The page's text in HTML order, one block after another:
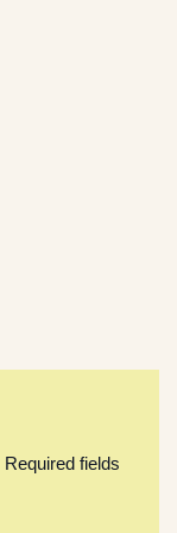
Required fields